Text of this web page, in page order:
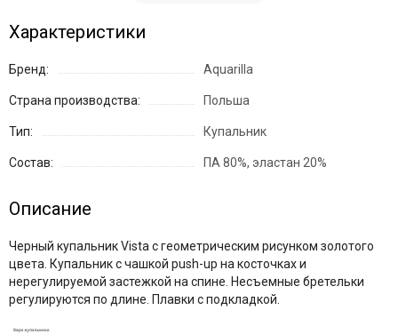
Характеристики
Бренд: Aquarilla
Страна производства: Польша
Тип: Купальник
Состав: ПА 80%, эластан 20%
Описание
Черный купальник Vista с геометрическим рисунком золотого
цвета. Купальник с чашкой push-up на косточках и
нерегулируемой застежкой на спине. Несъемные бретельки
регулируются по длине. Плавки с подкладкой.